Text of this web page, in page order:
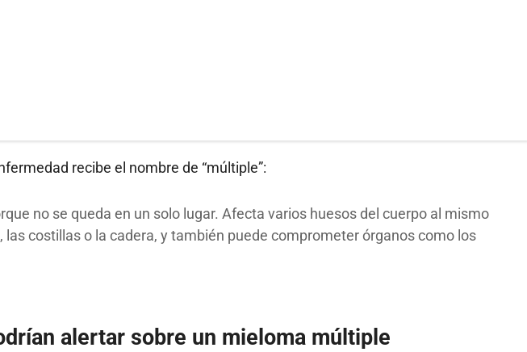
recibe el nombre de “múltiple”:
no se queda en un solo lugar. Afecta varios huesos del cuerpo al mismo
costillas o la cadera, y también puede comprometer órganos como los
alertar sobre un mieloma múltiple